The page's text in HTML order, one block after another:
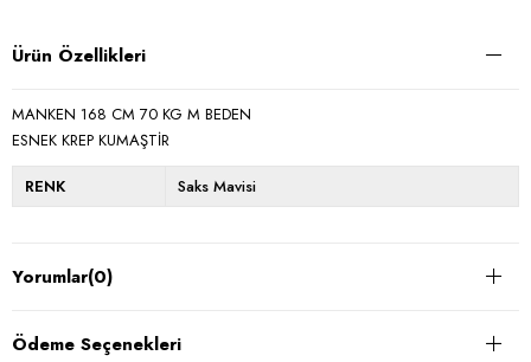
Ürün Özellikleri
MANKEN 168 CM 70 KG M BEDEN
ESNEK KREP KUMAŞTİR
RENK Saks Mavisi
Yorumlar(0)
Ödeme Seçenekleri